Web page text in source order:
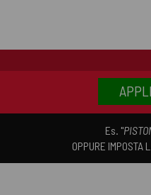
Es. "
OPPURE IMPOSTA